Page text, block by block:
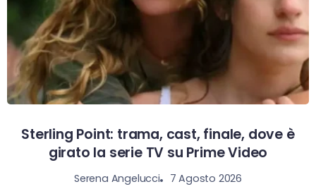
Sterling Point: trama, cast, finale, dove è
girato la serie TV su Prime Video
Serena Angelucci 7 Agosto 2026